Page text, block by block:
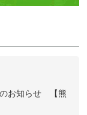
お知らせ 【熊